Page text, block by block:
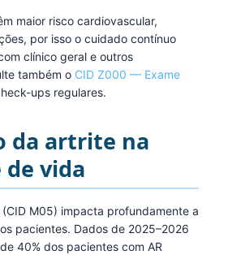
maior risco cardiovascular,
por isso o cuidado contínuo
clínico geral e outros
também o CID Z000 — Exame
ups regulares.
da artrite na
vida
M05) impacta profundamente a
pacientes. Dados de 2025–2026
40% dos pacientes com AR